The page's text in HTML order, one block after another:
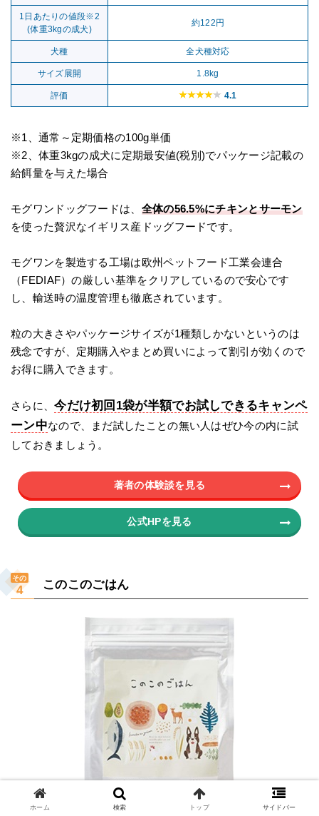
1日あたりの値段※2
(体重3kgの成犬)
約122円
犬種 全犬種対応
サイズ展開 1.8kg
評価 4.1
※1、通常～定期価格の100g単価
※2、体重3kgの成犬に定期最安値(税別)でパッケージ記載の
給餌量を与えた場合
モグワンドッグフードは、 全体の56.5%にチキンとサーモン
を使った贅沢なイギリス産ドッグフードです。
モグワンを製造する工場は欧州ペットフード工業会連合
（FEDIAF）の厳しい基準をクリアしているので安心です
し、輸送時の温度管理も徹底されています。
粒の大きさやパッケージサイズが1種類しかないというのは
残念ですが、定期購入やまとめ買いによって割引が効くので
お得に購入できます。
さらに、今だけ初回1袋が半額でお試しできるキャンペ
ーン中なので、まだ試したことの無い人はぜひ今の内に試
しておきましょう。
著者の体験談を見る
公式HPを見る
その このこのごはん
ホーム 検索 トップ サイドバー